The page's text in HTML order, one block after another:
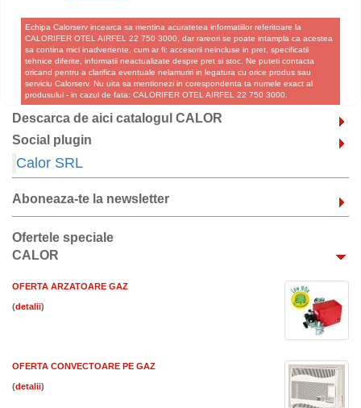
Echipa Calorserv incearca sa mentina acuratetea informatiilor referitoare la
CALORIFER OTEL AIRFEL 22 750 3000, dar rareori se poate intampla ca acestea
sa contina mici inadvertente, cum ar fi: accesorii neincluse in pret, specificatii
tehnice diferite, informatii neactualizate despre pret si stoc. Ne puteti contacta
oricand pentru a clarifica eventuale nelamuriri in legatura cu orice produs sau
serviciu Calorserv. Nu uita sa mentionezi in corespondenta ta numele exact al
produsului - in cazul de fata: CALORIFER OTEL AIRFEL 22 750 3000.
Descarca de aici catalogul CALOR
Social plugin
Calor SRL
Aboneaza-te la newsletter
Ofertele speciale
CALOR
OFERTA ARZATOARE GAZ
( )
OFERTA CONVECTOARE PE GAZ
( )